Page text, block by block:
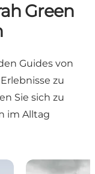
Green
Guides von
zu
Sie sich zu
im Alltag
Skjoldungestien
Sarah in the